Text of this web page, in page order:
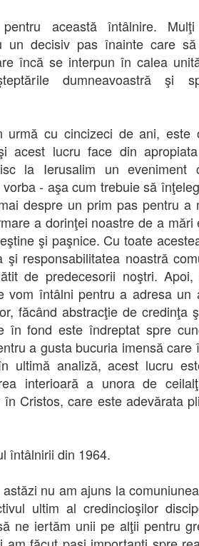
această întâlnire.
un decisiv pas înainte care
încă se interpun în calea
dumneavoastră şi
urmă cu cincizeci de ani, este
acest lucru face din
la Ierusalim un eveniment
- aşa cum trebuie să
despre un prim pas pentru a
a dorinţei noastre de a mări
şi paşnice. Cu toate
şi responsabilitatea noastră
de predecesorii noştri.
vom întâlni pentru a adresa un
făcând abstracţie de credinţa
în fond este îndreptat spre
a gusta bucuria imensă care
ultimă analiză, acest lucru
interioară a unora de
Cristos, care este adevărata
întâlnirii din 1964.
nu am ajuns la
ultim al credincioşilor
ne iertăm unii pe alţii pentru